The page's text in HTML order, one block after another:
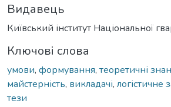
Видавець
Київський інститут Національної
Ключові слова
умови, формування, теоретичні
майстерність, викладачі, логістичне
тези